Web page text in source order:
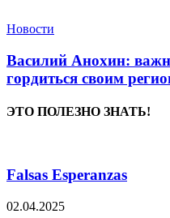
Новости
Василий Анохин:
гордиться своим
ЭТО ПОЛЕЗНО ЗНАТЬ!
Falsas Esperanzas
02.04.2025